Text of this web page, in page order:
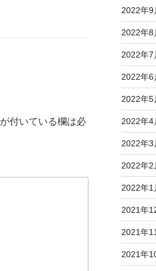
が付いている欄は必
2022年9
2022年8
2022年7
2022年6
2022年5
2022年4
2022年3
2022年2
2022年1
2021年
2021年
2021年